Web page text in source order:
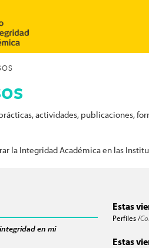
actividades, publicaciones,
la Integridad Académica en las
en mi
Apply ¿Cómo difundir la integridad en mi
Estas
Perfiles /
Estas